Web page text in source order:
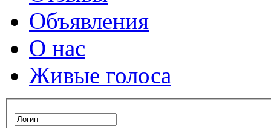
Объявления
О нас
Живые голоса